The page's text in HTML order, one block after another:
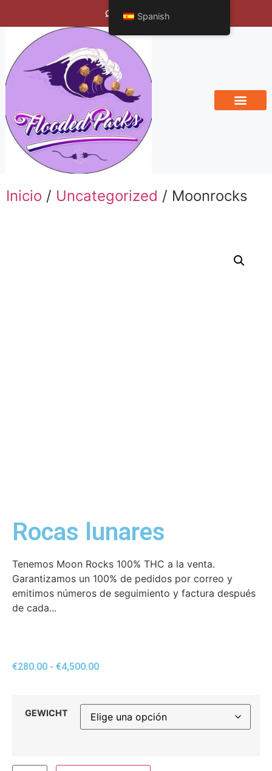
Bengals Vineyard
Inicio / Uncategorized / Moonrocks
Rocas lunares
Tenemos Moon Rocks 100% THC a la venta.
Garantizamos un 100% de pedidos por correo y
emitimos números de seguimiento y factura después
de cada...
€280.00 - €4,500.00
GEWICHT
Spanish